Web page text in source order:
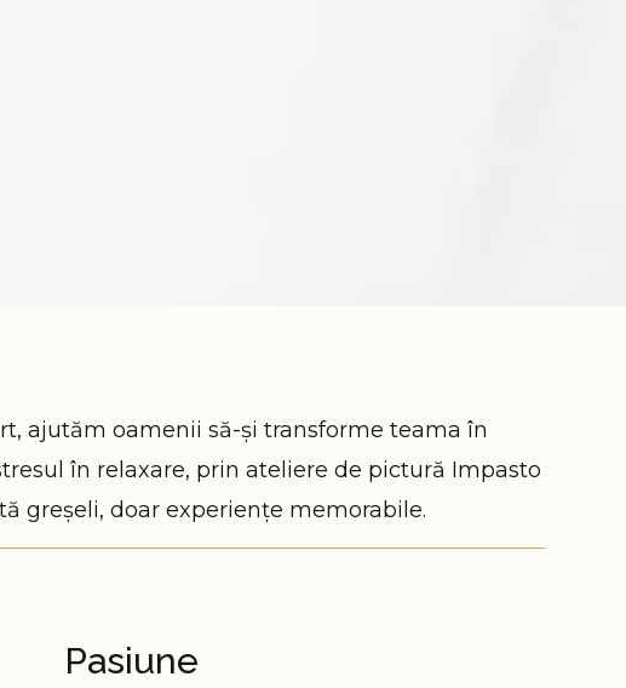
ajutăm oamenii să-și transforme teama în
în relaxare, prin ateliere de pictură Impasto
greșeli, doar experiențe memorabile.
Pasiune